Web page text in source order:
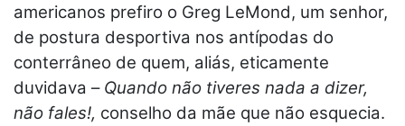
americanos prefiro o Greg LeMond, um senhor,
de postura desportiva nos antípodas do
conterrâneo de quem, aliás, eticamente
duvidava – Quando não tiveres nada a dizer,
não fales!, conselho da mãe que não esquecia.